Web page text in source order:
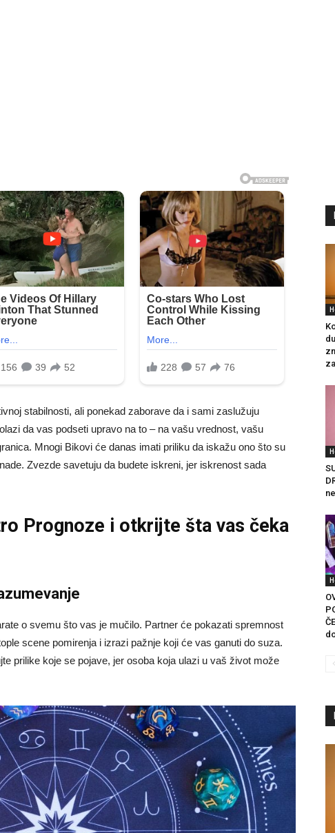
stabilnosti, ali ponekad zaborave da i sami zaslužuju
da vas podseti upravo na to – na vašu vrednost, vašu
Mnogi Bikovi će danas imati priliku da iskažu ono što su
Zvezde savetuju da budete iskreni, jer iskrenost sada
Prognoze i otkrijte šta vas čeka
o svemu što vas je mučilo. Partner će pokazati spremnost
scene pomirenja i izrazi pažnje koji će vas ganuti do suza.
prilike koje se pojave, jer osoba koja ulazi u vaš život može